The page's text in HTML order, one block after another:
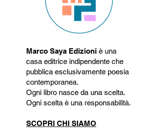
Marco Saya Edizioni è una
casa editrice indipendente che
pubblica esclusivamente poesia
contemporanea.
Ogni libro nasce da una scelta.
Ogni scelta è una responsabilità.
SCOPRI CHI SIAMO